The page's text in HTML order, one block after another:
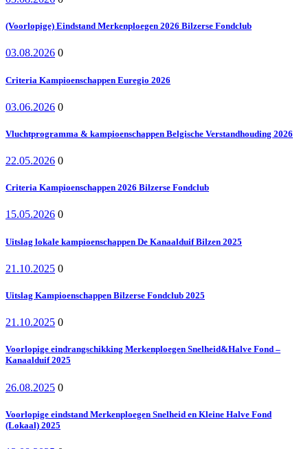
(Voorlopige) Eindstand Merkenploegen 2026 Bilzerse Fondclub
03.08.2026 0
Criteria Kampioenschappen Euregio 2026
03.06.2026 0
Vluchtprogramma & kampioenschappen Belgische Verstandhouding 2026
22.05.2026 0
Criteria Kampioenschappen 2026 Bilzerse Fondclub
15.05.2026 0
Uitslag lokale kampioenschappen De Kanaalduif Bilzen 2025
21.10.2025 0
Uitslag Kampioenschappen Bilzerse Fondclub 2025
21.10.2025 0
Voorlopige eindrangschikking Merkenploegen Snelheid&Halve Fond –
Kanaalduif 2025
26.08.2025 0
Voorlopige eindstand Merkenploegen Snelheid en Kleine Halve Fond
(Lokaal) 2025